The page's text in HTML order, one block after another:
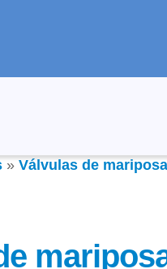
» Válvulas de mariposa